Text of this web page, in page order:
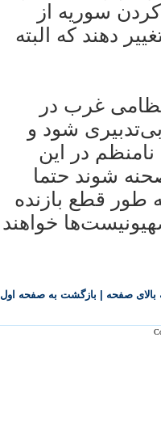
سوريه از
دهند که البته
غرب در
شود و
در اين
شوند حتما
طور قطع بازنده
خواهند
صفحه بازگشت به صفحه اول